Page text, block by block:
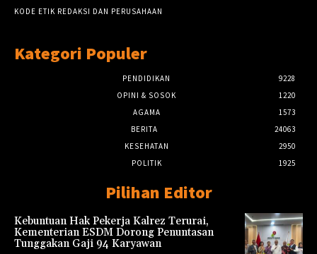
KODE ETIK REDAKSI DAN PERUSAHAAN
Kategori Populer
PENDIDIKAN
9228
OPINI & SOSOK
1220
AGAMA
1573
BERITA
24063
KESEHATAN
2950
POLITIK
1925
Pilihan Editor
Kebuntuan Hak Pekerja Kalrez Terurai,
Kementerian ESDM Dorong Penuntasan
Tunggakan Gaji 94 Karyawan